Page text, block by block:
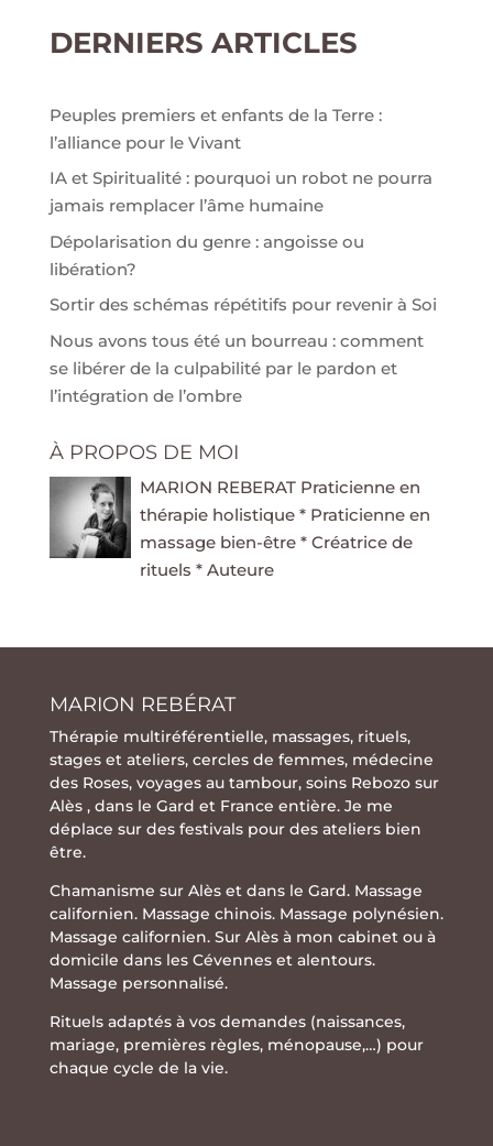
DERNIERS ARTICLES
Peuples premiers et enfants de la Terre :
l’alliance pour le Vivant
IA et Spiritualité : pourquoi un robot ne pourra
jamais remplacer l’âme humaine
Dépolarisation du genre : angoisse ou
libération?
Sortir des schémas répétitifs pour revenir à Soi
Nous avons tous été un bourreau : comment
se libérer de la culpabilité par le pardon et
l’intégration de l’ombre
À PROPOS DE MOI
MARION REBERAT Praticienne en
thérapie holistique * Praticienne en
massage bien-être * Créatrice de
rituels * Auteure
MARION REBÉRAT
Thérapie multiréférentielle, massages, rituels,
stageset ateliers, cercles de femmes, médecine
des Roses, voyages au tambour, soins Rebozo sur
Alès , dans le Gard et France entière. Je me
déplace sur des festivals pour des ateliers bien
être.
Chamanisme sur Alès et dans le Gard. Massage
californien. Massage chinois. Massage polynésien.
Massage californien. Sur Alès à mon cabinet ou à
domicile dans les Cévennes et alentours.
Massage personnalisé.
Rituels adaptés à vos demandes (naissances,
mariage, premières règles, ménopause,…) pour
chaque cycle de la vie.